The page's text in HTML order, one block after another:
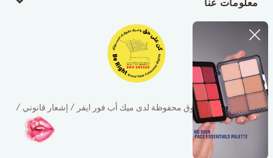
معلومات عنا
© 2026 جميع الحقوق محفوظة لدى ميك أب فور ايفر / إشعار قانوني /
سياسة الخصوصية